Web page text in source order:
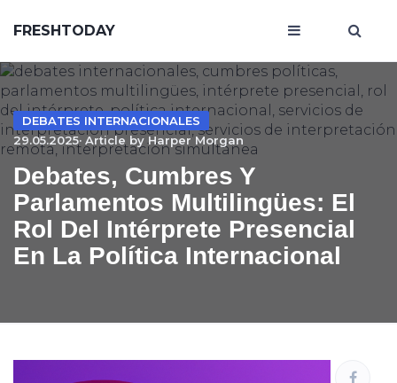
FRESHTODAY
DEBATES INTERNACIONALES
29.05.2025· Article byHarper Morgan
Debates, Cumbres Y
Parlamentos Multilingües: El
Rol Del Intérprete Presencial
En La Política Internacional